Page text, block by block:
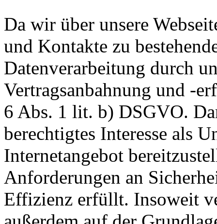
Da wir über unsere
und Kontakte zu
Datenverarbeitung durch
Vertragsanbahnung und -
6 Abs. 1 lit. b) DSGVO.
berechtigtes Interesse als
Internetangebot
Anforderungen an
Effizienz erfüllt. Insoweit